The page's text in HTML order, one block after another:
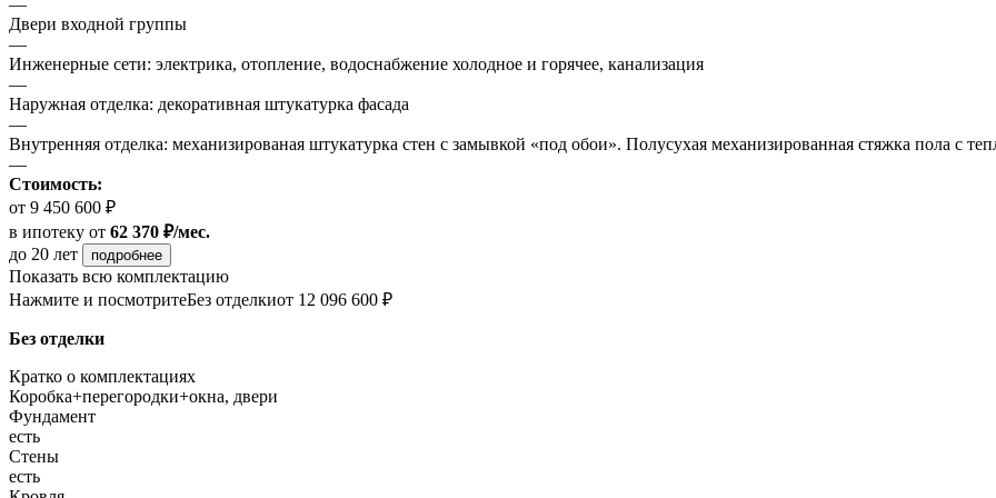
Двери входной группы
—
Инженерные сети: электрика, отопление, водоснабжение холодное и горячее, канализация
—
Наружная отделка: декоративная штукатурка фасада
—
Внутренняя отделка: механизированая штукатурка стен с замывкой «под обои». Полусухая механизированная стяжка пола с
—
Стоимость:
от 9 450 600 ₽
в ипотеку от 62 370 ₽/мес.
до 20 лет
подробнее
Показать всю комплектацию
Нажмите и посмотритеБез отделкиот 12 096 600 ₽
Без отделки
Кратко о комплектациях
Коробка+перегородки+окна, двери
Фундамент
есть
Стены
есть